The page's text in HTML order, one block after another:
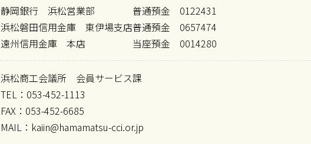
静岡銀行 浜松営業部
普通預金 0122431
浜松磐田信用金庫 東伊場支店普通預金 0657474
遠州信用金庫 本店
当座預金 0014280
浜松商工会議所 会員サービス課
TEL：053-452-1113
FAX：053-452-6685
MAIL：kaiin@hamamatsu-cci.or.jp